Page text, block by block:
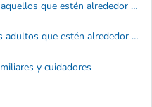
La vacuna contra la tosferina para aquellos que estén alrededor de bebés
Vacuna contra la influenza para los adultos que estén alrededor de bebés
y cuidadores